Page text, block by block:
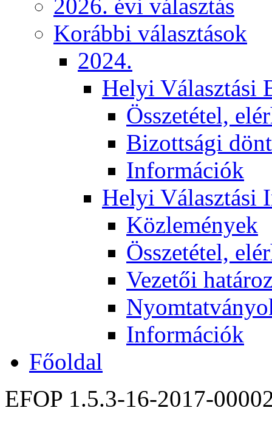
2026. évi választás
Korábbi választások
2024.
Helyi Választási
Összetétel,
Bizottsági
Információk
Helyi Választási
Közlemények
Összetétel,
Vezetői
Információk
Főoldal
EFOP 1.5.3-16-2017-